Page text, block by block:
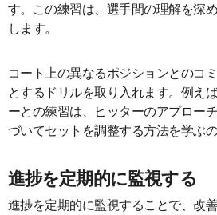
す。この練習は、選手間の理解を深
します。
コート上の異なるポジションとのコ
とするドリルを取り入れます。例え
ーとの練習は、ヒッターのアプロー
づいてセットを調整する方法を学ぶ
進捗を定期的に監視する
進捗を定期的に監視することで、改